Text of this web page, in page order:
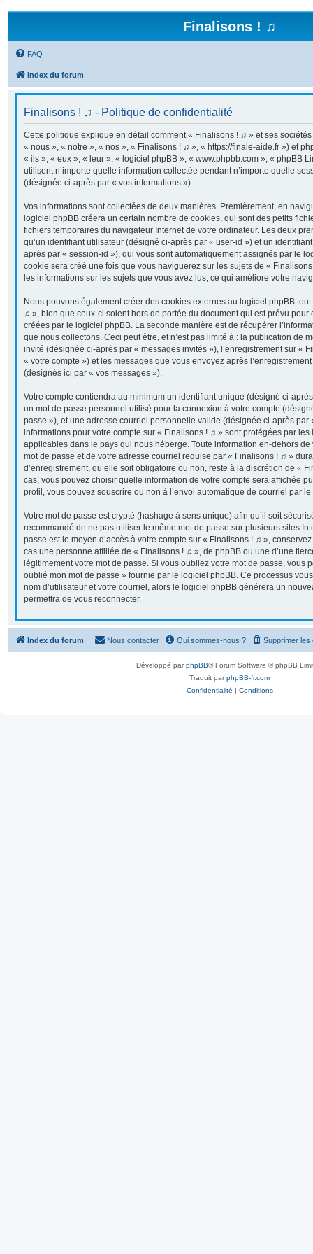
Finalisons ! ♫
FAQ
Index du forum
Finalisons ! ♫ - Politique de confidentialité
Cette politique explique en détail comment « Finalisons ! ♫ » et ses
« nous », « notre », « nos », « Finalisons ! ♫ », « https://finale-aide.fr ») et
« ils », « eux », « leur », « logiciel phpBB », « www.phpbb.com », « phpBB
utilisent n’importe quelle information collectée pendant n’importe quelle
(désignée ci-après par « vos informations »).
Vos informations sont collectées de deux manières. Premièrement, en
logiciel phpBB créera un certain nombre de cookies, qui sont des petits
fichiers temporaires du navigateur Internet de votre ordinateur. Les deux
qu’un identifiant utilisateur (désigné ci-après par « user-id ») et un
après par « session-id »), qui vous sont automatiquement assignés par le
cookie sera créé une fois que vous naviguerez sur les sujets de «
les informations sur les sujets que vous avez lus, ce qui améliore votre
Nous pouvons également créer des cookies externes au logiciel phpBB
♫ », bien que ceux-ci soient hors de portée du document qui est prévu pour
créées par le logiciel phpBB. La seconde manière est de récupérer
que nous collectons. Ceci peut être, et n’est pas limité à : la publication de
invité (désignée ci-après par « messages invités »), l’enregistrement sur «
« votre compte ») et les messages que vous envoyez après
(désignés ici par « vos messages »).
Votre compte contiendra au minimum un identifiant unique (désigné ci-
un mot de passe personnel utilisé pour la connexion à votre compte
passe »), et une adresse courriel personnelle valide (désignée ci-après par
informations pour votre compte sur « Finalisons ! ♫ » sont protégées par
applicables dans le pays qui nous héberge. Toute information en-dehors de
mot de passe et de votre adresse courriel requise par « Finalisons ! ♫ »
d’enregistrement, qu’elle soit obligatoire ou non, reste à la discrétion de «
cas, vous pouvez choisir quelle information de votre compte sera affichée
profil, vous pouvez souscrire ou non à l’envoi automatique de courriel par
Votre mot de passe est crypté (hashage à sens unique) afin qu’il soit
recommandé de ne pas utiliser le même mot de passe sur plusieurs sites
passe est le moyen d’accès à votre compte sur « Finalisons ! ♫ »,
cas une personne affiliée de « Finalisons ! ♫ », de phpBB ou une d’une
légitimement votre mot de passe. Si vous oubliez votre mot de passe, vous
oublié mon mot de passe » fournie par le logiciel phpBB. Ce processus
nom d’utilisateur et votre courriel, alors le logiciel phpBB générera un
permettra de vous reconnecter.
Index du forum Supprimer les
Qui sommes-nous ?
Nous contacter
Développé parphpBB® Forum Software © phpBB
Traduit parphpBB-fr.com
Confidentialité | Conditions